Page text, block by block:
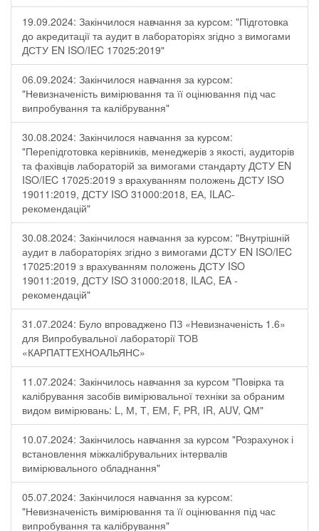
19.09.2024: Закінчилося навчання за курсом: "Підготовка
до акредитації та аудит в лабораторіях згідно з вимогами
ДСТУ EN ISO/IEC 17025:2019"
06.09.2024: Закінчилося навчання за курсом:
"Невизначеність вимірювання та її оцінювання під час
випробування та калібрування"
30.08.2024: Закінчилося навчання за курсом:
"Перепідготовка керівників, менеджерів з якості, аудиторів
та фахівців лабораторій за вимогами стандарту ДСТУ EN
ISO/IEC 17025:2019 з врахуванням положень ДСТУ ISO
19011:2019, ДСТУ ISO 31000:2018, ЕА, ILAC-
рекомендацій"
30.08.2024: Закінчилося навчання за курсом: "Внутрішній
аудит в лабораторіях згідно з вимогами ДСТУ EN ISO/IEC
17025:2019 з врахуванням положень ДСТУ ISO
19011:2019, ДСТУ ISO 31000:2018, ILAC, EA -
рекомендацій"
31.07.2024: Було впроваджено ПЗ «Невизначеність 1.6»
для Випробувальної лабораторії ТОВ
«КАРПАТТЕХНОАЛЬЯНС»
11.07.2024: Закінчилось навчання за курсом "Повірка та
калібрування засобів вимірювальної техніки за обраним
видом вимірювань: L, М, Т, ЕМ, F, РR, ІR, АUV, QМ"
10.07.2024: Закінчилось навчання за курсом "Розрахунок і
встановлення міжкалібрувальних інтервалів
вимірювального обладнання"
05.07.2024: Закінчилося навчання за курсом:
"Невизначеність вимірювання та її оцінювання під час
випробування та калібрування"